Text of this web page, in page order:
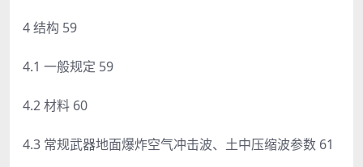
4 结构 59
4.1 一般规定 59
4.2 材料 60
4.3 常规武器地面爆炸空气冲击波、土中压缩波参数 61